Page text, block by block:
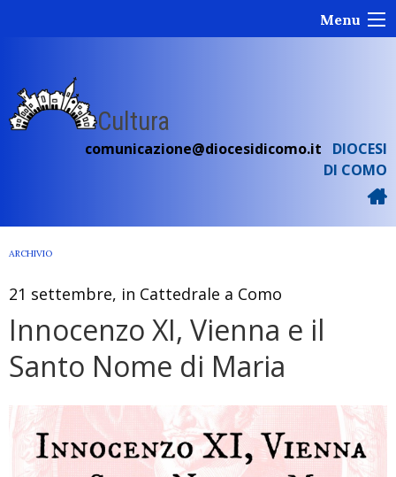
Menu
Cultura
comunicazione@diocesidicomo.it
DIOCESI
DI COMO
ARCHIVIO
21 settembre, in Cattedrale a Como
Innocenzo XI, Vienna e il
Santo Nome di Maria